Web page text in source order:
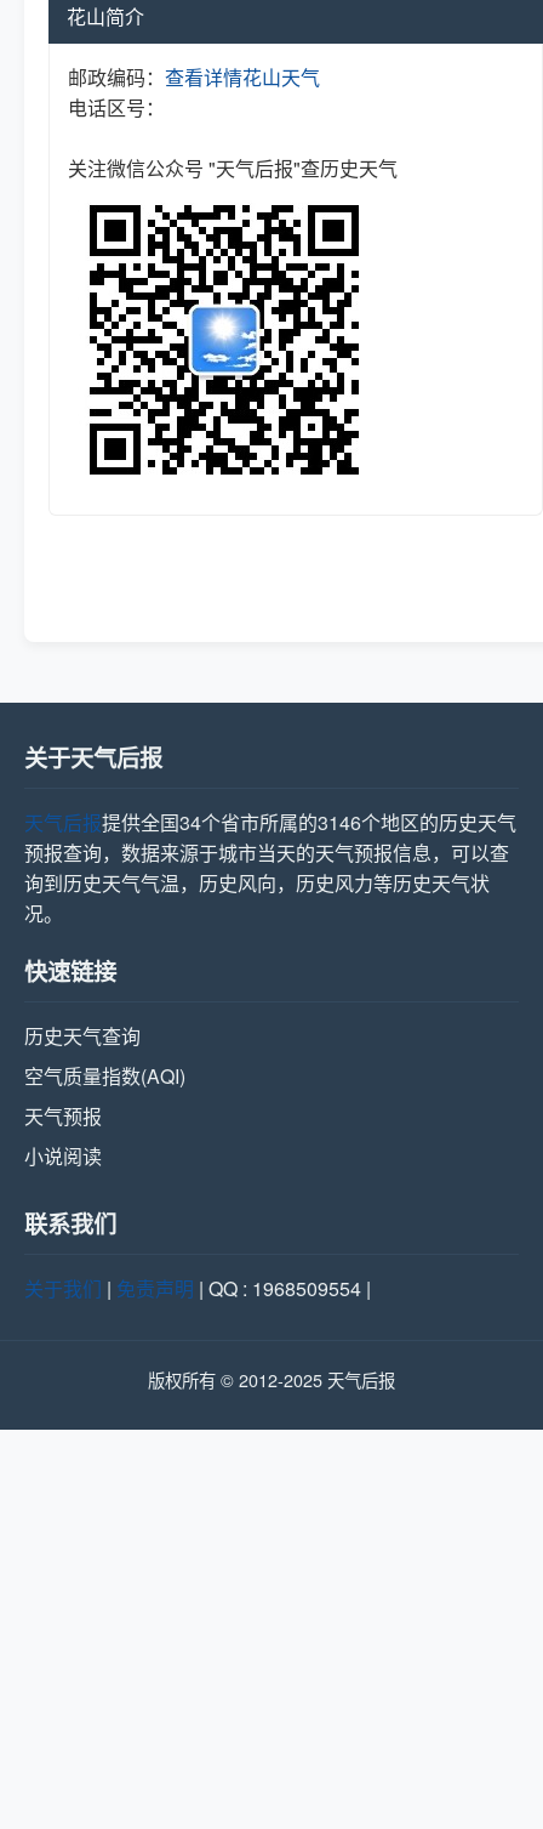
花山简介
邮政编码：
电话区号：
查看详情花山天气
关注微信公众号 "天气后报"查历史天气
关于天气后报
天气后报提供全国34个省市所属的3146个地区的历史天气
预报查询，数据来源于城市当天的天气预报信息，可以查
询到历史天气气温，历史风向，历史风力等历史天气状
况。
快速链接
历史天气查询
空气质量指数(AQI)
天气预报
小说阅读
联系我们
关于我们 | 免责声明 | QQ : 1968509554 |
版权所有 © 2012-2025 天气后报